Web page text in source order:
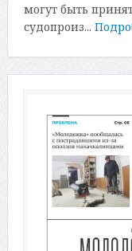
могут быть
судопроиз...